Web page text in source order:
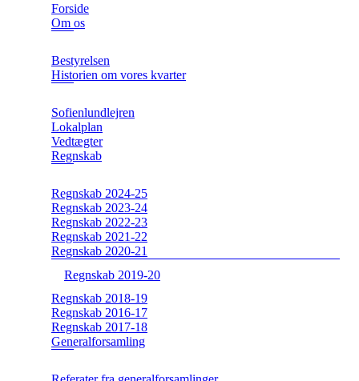
Forside
Om os
Bestyrelsen
Historien om vores kvarter
Sofienlundlejren
Lokalplan
Vedtægter
Regnskab
Regnskab 2024-25
Regnskab 2023-24
Regnskab 2022-23
Regnskab 2021-22
Regnskab 2020-21
Regnskab 2019-20
Regnskab 2018-19
Regnskab 2016-17
Regnskab 2017-18
Generalforsamling